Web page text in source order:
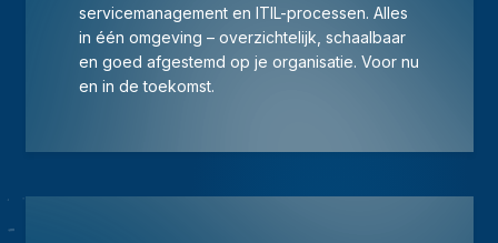
servicemanagement en ITIL-processen. Alles
in één omgeving – overzichtelijk, schaalbaar
en goed afgestemd op je organisatie. Voor nu
en in de toekomst.